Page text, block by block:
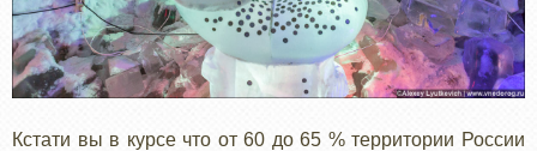
Кстати вы в курсе что от 60 до 65 % территории России